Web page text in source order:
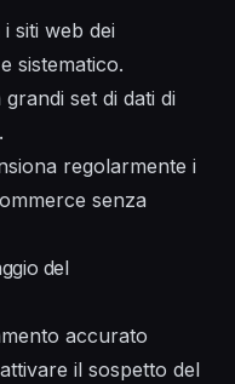
siti web dei
sistematico.
set di dati di
regolarmente i
senza
del
accurato
il sospetto del